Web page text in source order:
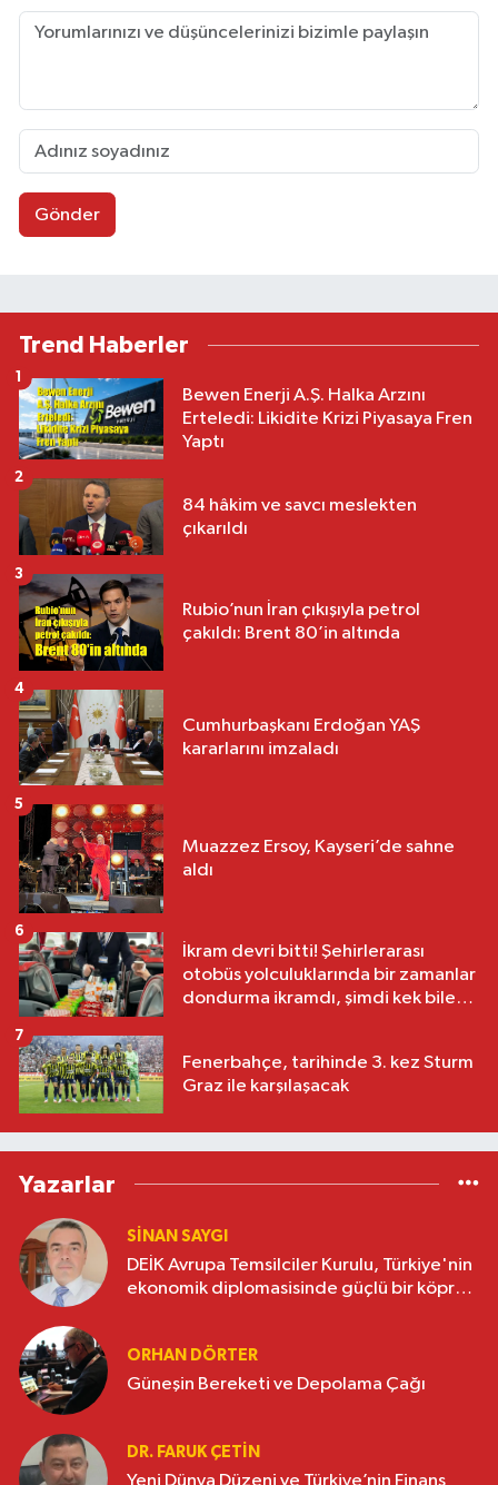
Gönder
Trend Haberler
Bewen Enerji A.Ş. Halka Arzını
Erteledi: Likidite Krizi Piyasaya Fren
Yaptı
1
84 hâkim ve savcı meslekten
çıkarıldı
2
Rubio’nun İran çıkışıyla petrol
çakıldı: Brent 80’in altında
3
Cumhurbaşkanı Erdoğan YAŞ
kararlarını imzaladı
4
Muazzez Ersoy, Kayseri’de sahne
aldı
5
İkram devri bitti! Şehirlerarası
otobüs yolculuklarında bir zamanlar
dondurma ikramdı, şimdi kek bile
6
Fenerbahçe, tarihinde 3. kez Sturm
Graz ile karşılaşacak
7
Yazarlar
SINAN SAYGI
DEİK Avrupa Temsilciler Kurulu, Türkiye'nin
ekonomik diplomasisinde güçlü bir köprü
ORHAN DÖRTER
Güneşin Bereketi ve Depolama Çağı
DR. FARUK ÇETİN
Yeni Dünya Düzeni ve Türkiye’nin Finans